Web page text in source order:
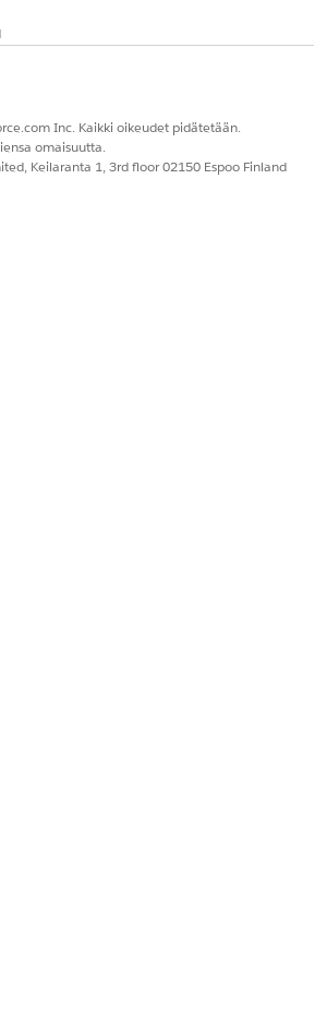
lisäämiseen.
ARTIKKELI ONGELMASI?
jotta voimme kehittyä!
Inc. Kaikki oikeudet pidätetään.
omaisuutta.
Keilaranta 1, 3rd floor 02150 Espoo Finland